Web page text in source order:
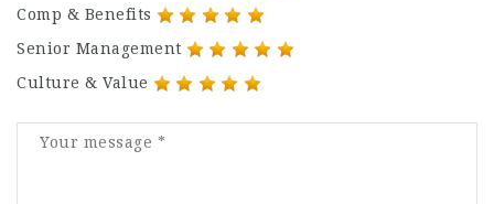
Comp & Benefits
Senior Management
Culture & Value